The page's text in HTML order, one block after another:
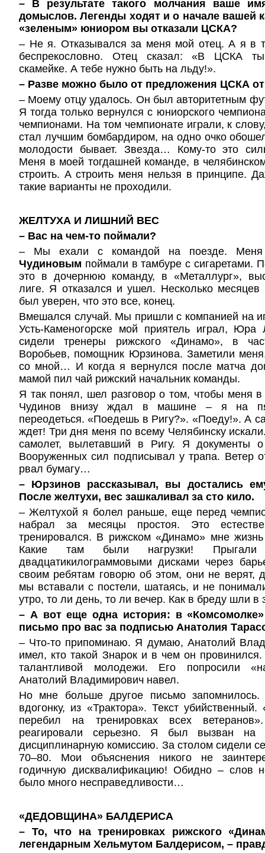
– В результате такого молчания ваше
домыслов. Легенды ходят и о начале вашей
«зеленым» юниором вы отказали ЦСКА?
– Не я. Отказывался за меня мой отец. А я в
беспрекословно. Отец сказал: «В ЦСКА
скамейке. А тебе нужно быть на льду!».
– Разве можно было от предложения ЦСКА
– Моему отцу удалось. Он был авторитетным
Я тогда только вернулся с юниорского
чемпионами. На том чемпионате играли, к
стал лучшим бомбардиром, на одно очко
молодости бывает. Звезда… Кому-то это
Меня в моей тогдашней команде, в
строить. А строить меня нельзя в принципе.
такие варианты не проходили.
ЖЕЛТУХА И ЛИШНИЙ ВЕС
– Вас на чем-то поймали?
– Мы ехали с командой на поезде.
Чудиновым поймали в тамбуре с сигаретами.
это в дочернюю команду, в «Металлург»,
лиге. Я отказался и ушел. Несколько
был уверен, что это все, конец.
Вмешался случай. Мы пришли с компанией на
Усть-Каменогорске мой приятель играл, Юра
сидели тренеры рижского «Динамо», в
Воробьев, помощник Юрзинова. Заметили
со мной… И когда я вернулся после матча
мамой пил чай рижский начальник команды.
Я так понял, шел разговор о том, чтобы меня
Чудинов внизу ждал в машине – я на
переодеться. «Поедешь в Ригу?». «Поеду!». А
ждет! Три дня меня по всему Челябинску
самолет, вылетавший в Ригу. Я документы
Вооруженных сил подписывал у трапа. Ветер
рвал бумагу…
– Юрзинов рассказывал, вы достались
После желтухи, вес зашкаливал за сто кило.
– Желтухой я болел раньше, еще перед
набрал за месяцы простоя. Это
тренировался. В рижском «Динамо» мне
Какие там были нагрузки!
двадцатикилограммовыми дисками через
своим ребятам говорю об этом, они не верят,
мы вставали с постели, шатаясь, и не
утро, то ли день, то ли вечер. Как в бреду шли
– А вот еще одна история: в
письмо про вас за подписью Анатолия
– Что-то припоминаю. Я думаю, Анатолий
имел, кто такой Знарок и в чем он
талантливой молодежи. Его попросили
Анатолий Владимирович навел.
Но мне больше другое письмо
вдогонку, из «Трактора». Текст
перебил на тренировках всех
реагировали серьезно. Я был вызван на
дисциплинарную комиссию. За столом сидели
70–80. Мои объяснения никого не
годичную дисквалификацию! Обидно – слов
было много несправедливости…
«ДЕДОВЩИНА» БАЛДЕРИСА
– То, что на тренировках рижского
легендарным Хельмутом Балдерисом, –